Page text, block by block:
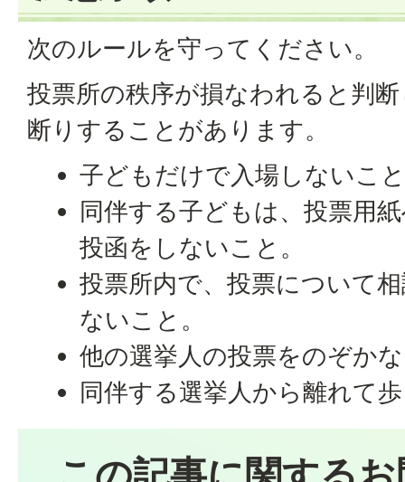
次のルールを守ってください。
投票所の秩序が損なわれると判
断りすることがあります。
子どもだけで入場しないこ
同伴する子どもは、投票用
投函をしないこと。
投票所内で、投票について
ないこと。
他の選挙人の投票をのぞか
同伴する選挙人から離れて